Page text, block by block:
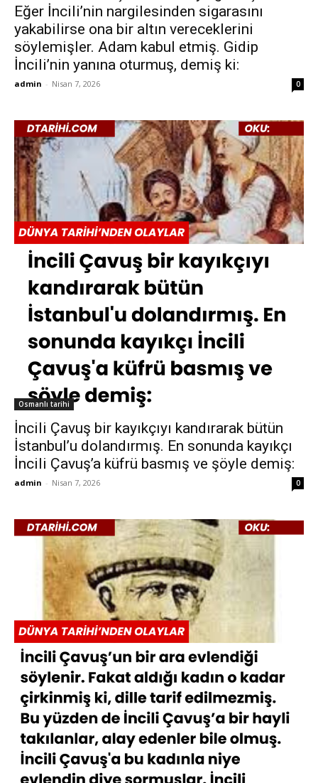
Eğer İncili’nin nargilesinden sigarasını
yakabilirse ona bir altın vereceklerini
söylemişler. Adam kabul etmiş. Gidip
İncili’nin yanına oturmuş, demiş ki:
admin - Nisan 7, 2026 0
Osmanlı tarihi
İncili Çavuş bir kayıkçıyı kandırarak bütün
İstanbul’u dolandırmış. En sonunda kayıkçı
İncili Çavuş’a küfrü basmış ve şöyle demiş:
admin - Nisan 7, 2026 0